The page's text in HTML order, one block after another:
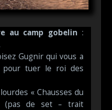
au camp gobelin :
Gugnir qui vous a
pour tuer le roi des
« Chausses du
(pas de set – trait